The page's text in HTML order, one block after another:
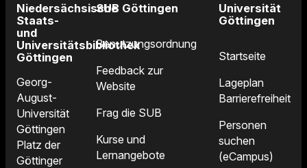
Niedersächsische
Staats-
und
Universitätsbibliothek
Göttingen
Georg-
August-
Universität
Göttingen
Platz der
Göttinger
SUB Göttingen
Benutzungsordnung
Feedback zur
Website
Frag die SUB
Kurse und
Lernangebote
Universität
Göttingen
Startseite
Lageplan
Barrierefreiheit
Personen
suchen
(eCampus)